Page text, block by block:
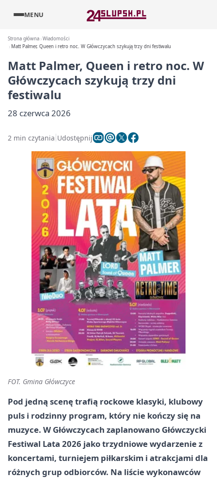
MENU
Strona główna Wiadomości
Matt Palmer, Queen i retro noc. W Główczycach szykują trzy dni festiwalu
Matt Palmer, Queen i retro noc. W
Główczycach szykują trzy dni
festiwalu
28 czerwca 2026
2 min czytania Udostępnij
FOT. Gmina Główczyce
Pod jedną scenę trafią rockowe klasyki, klubowy
puls i rodzinny program, który nie kończy się na
muzyce. W Główczycach zaplanowano Główczycki
Festiwal Lata 2026 jako trzydniowe wydarzenie z
koncertami, turniejem piłkarskim i atrakcjami dla
różnych grup odbiorców. Na liście wykonawców